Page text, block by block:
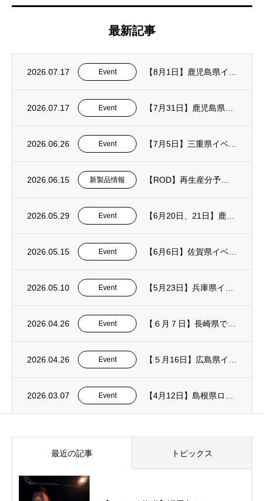
最新記事
2026.07.17 Event
2026.07.17 Event
2026.06.26 Event
2026.06.15 新製品情報
2026.05.29 Event
2026.05.15 Event
2026.05.10 Event
2026.04.26 Event
2026.04.26 Event
2026.03.07 Event
最近の記事 トピックス